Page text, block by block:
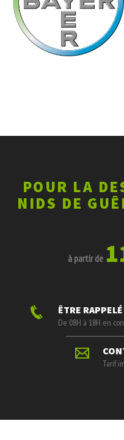
POUR LA
NIDS DE
à partir de
ÊTRE
De 08H à 18H en
Tarif